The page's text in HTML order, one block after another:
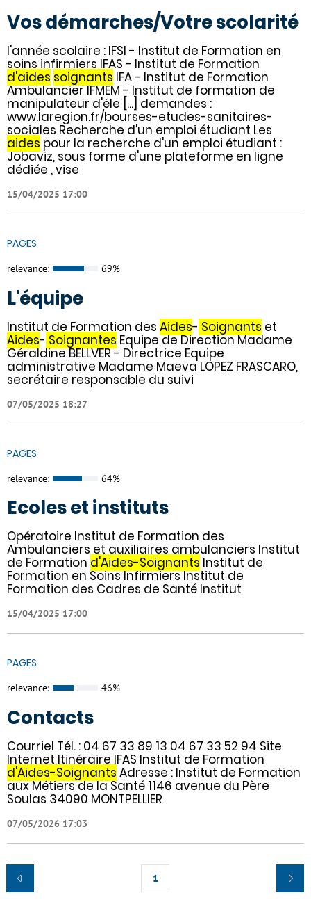
Vos démarches/Votre scolarité
l'année scolaire : IFSI - Institut de Formation en
soins infirmiers IFAS - Institut de Formation
d'aides soignants IFA - Institut de Formation
Ambulancier IFMEM - Institut de formation de
manipulateur d'éle [...] demandes :
www.laregion.fr/bourses-etudes-sanitaires-
sociales Recherche d'un emploi étudiant Les
aides pour la recherche d'un emploi étudiant :
Jobaviz, sous forme d'une plateforme en ligne
dédiée , vise
15/04/2025 17:00
PAGES
relevance: 69%
L'équipe
Institut de Formation des Aides- Soignants et
Aides- Soignantes Equipe de Direction Madame
Géraldine BELLVER - Directrice Equipe
administrative Madame Maeva LOPEZ FRASCARO,
secrétaire responsable du suivi
07/05/2025 18:27
PAGES
relevance: 64%
Ecoles et instituts
Opératoire Institut de Formation des
Ambulanciers et auxiliaires ambulanciers Institut
de Formation d'Aides-Soignants Institut de
Formation en Soins Infirmiers Institut de
Formation des Cadres de Santé Institut
15/04/2025 17:00
PAGES
relevance: 46%
Contacts
Courriel Tél. : 04 67 33 89 13 04 67 33 52 94 Site
Internet Itinéraire IFAS Institut de Formation
d'Aides-Soignants Adresse : Institut de Formation
aux Métiers de la Santé 1146 avenue du Père
Soulas 34090 MONTPELLIER
07/05/2026 17:03
1